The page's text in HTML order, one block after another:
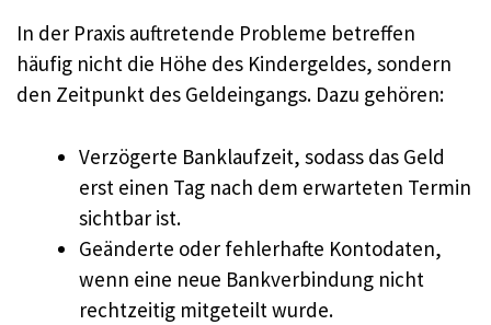
In der Praxis auftretende Probleme betreffen
häufig nicht die Höhe des Kindergeldes, sondern
den Zeitpunkt des Geldeingangs. Dazu gehören:
Verzögerte Banklaufzeit, sodass das Geld
erst einen Tag nach dem erwarteten Termin
sichtbar ist.
Geänderte oder fehlerhafte Kontodaten,
wenn eine neue Bankverbindung nicht
rechtzeitig mitgeteilt wurde.